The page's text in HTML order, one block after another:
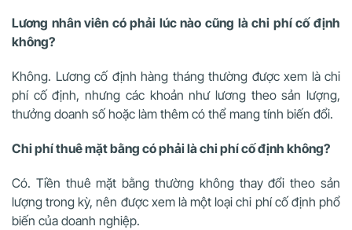
Lương nhân viên có phải lúc nào cũng là chi phí cố định
không?
Không. Lương cố định hàng tháng thường được xem là chi
phí cố định, nhưng các khoản như lương theo sản lượng,
thưởng doanh số hoặc làm thêm có thể mang tính biến đổi.
Chi phí thuê mặt bằng có phải là chi phí cố định không?
Có. Tiền thuê mặt bằng thường không thay đổi theo sản
lượng trong kỳ, nên được xem là một loại chi phí cố định phổ
biến của doanh nghiệp.